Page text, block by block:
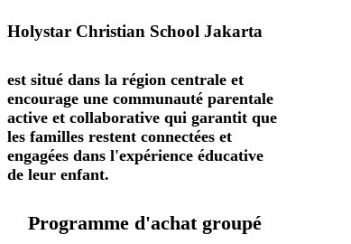
Holystar Christian School Jakarta
est situé dans la région centrale et
encourage une communauté parentale
active et collaborative qui garantit que
les familles restent connectées et
engagées dans l'expérience éducative
de leur enfant.
Programme d'achat groupé